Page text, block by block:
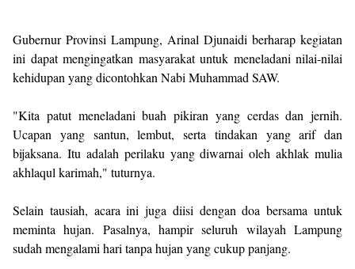
Gubernur Provinsi Lampung, Arinal Djunaidi berharap kegiatan
ini dapat mengingatkan masyarakat untuk meneladani nilai-nilai
kehidupan yang dicontohkan Nabi Muhammad SAW.
"Kita patut meneladani buah pikiran yang cerdas dan jernih.
Ucapan yang santun, lembut, serta tindakan yang arif dan
bijaksana. Itu adalah perilaku yang diwarnai oleh akhlak mulia
akhlaqul karimah," tuturnya.
Selain tausiah, acara ini juga diisi dengan doa bersama untuk
meminta hujan. Pasalnya, hampir seluruh wilayah Lampung
sudah mengalami hari tanpa hujan yang cukup panjang.